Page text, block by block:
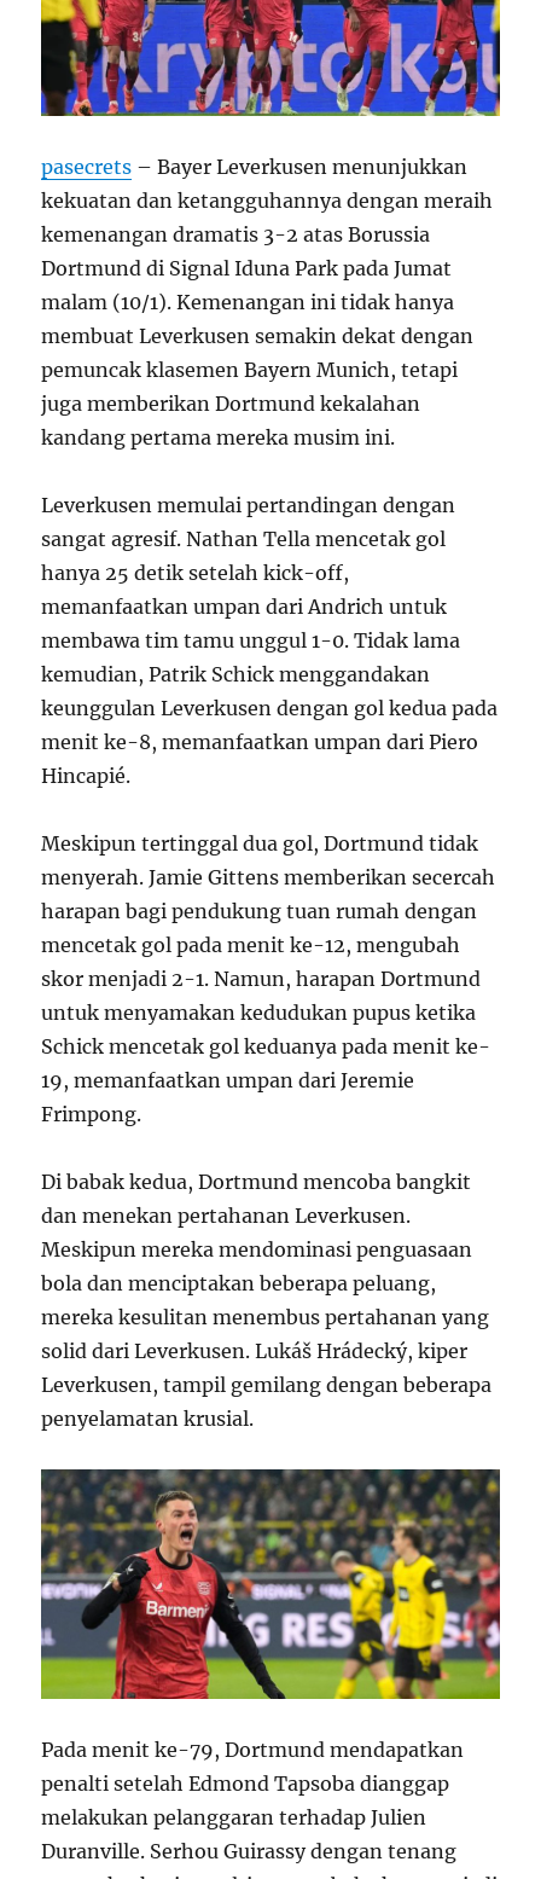
pasecrets – Bayer Leverkusen menunjukkan
kekuatan dan ketangguhannya dengan meraih
kemenangan dramatis 3-2 atas Borussia
Dortmund di Signal Iduna Park pada Jumat
malam (10/1). Kemenangan ini tidak hanya
membuat Leverkusen semakin dekat dengan
pemuncak klasemen Bayern Munich, tetapi
juga memberikan Dortmund kekalahan
kandang pertama mereka musim ini.
Leverkusen memulai pertandingan dengan
sangat agresif. Nathan Tella mencetak gol
hanya 25 detik setelah kick-off,
memanfaatkan umpan dari Andrich untuk
membawa tim tamu unggul 1-0. Tidak lama
kemudian, Patrik Schick menggandakan
keunggulan Leverkusen dengan gol kedua pada
menit ke-8, memanfaatkan umpan dari Piero
Hincapié.
Meskipun tertinggal dua gol, Dortmund tidak
menyerah. Jamie Gittens memberikan secercah
harapan bagi pendukung tuan rumah dengan
mencetak gol pada menit ke-12, mengubah
skor menjadi 2-1. Namun, harapan Dortmund
untuk menyamakan kedudukan pupus ketika
Schick mencetak gol keduanya pada menit ke-
19, memanfaatkan umpan dari Jeremie
Frimpong.
Di babak kedua, Dortmund mencoba bangkit
dan menekan pertahanan Leverkusen.
Meskipun mereka mendominasi penguasaan
bola dan menciptakan beberapa peluang,
mereka kesulitan menembus pertahanan yang
solid dari Leverkusen. Lukáš Hrádecký, kiper
Leverkusen, tampil gemilang dengan beberapa
penyelamatan krusial.
Pada menit ke-79, Dortmund mendapatkan
penalti setelah Edmond Tapsoba dianggap
melakukan pelanggaran terhadap Julien
Duranville. Serhou Guirassy dengan tenang